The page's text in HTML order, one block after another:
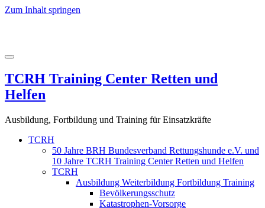
Zum Inhalt springen
TCRH Training Center Retten und
Helfen
Ausbildung, Fortbildung und Training für Einsatzkräfte
TCRH
50 Jahre BRH Bundesverband Rettungshunde e.V. und
10 Jahre TCRH Training Center Retten und Helfen
TCRH
Ausbildung Weiterbildung Fortbildung Training
Bevölkerungsschutz
Katastrophen-Vorsorge